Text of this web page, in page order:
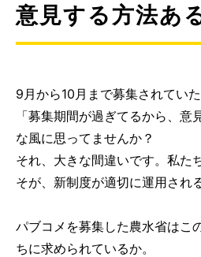
意見する方法あ
9月から10月まで募集されていた
「募集期間が過ぎてるから、意
な風に思ってませんか？
それ、大きな間違いです。私た
そが、新制度が適切に運用され
パブコメを募集した農水省はこ
ちに求められているか。